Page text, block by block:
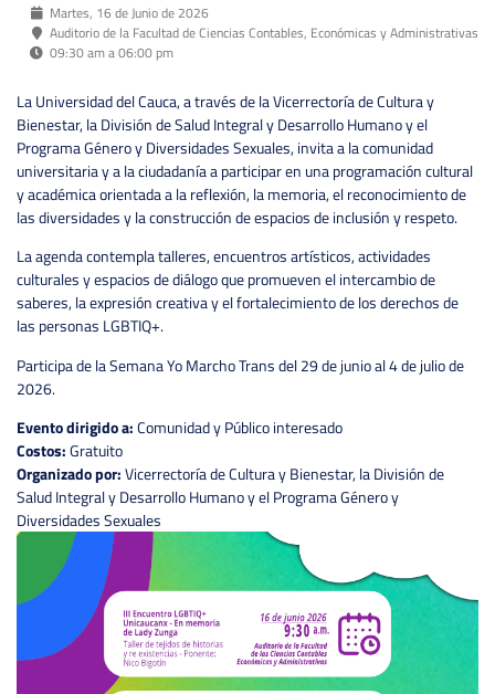
Martes, 16 de Junio de 2026
Auditorio de la Facultad de Ciencias Contables, Económicas y Administrativas
09:30 am a 06:00 pm
La Universidad del Cauca, a través de la Vicerrectoría de Cultura y
Bienestar, la División de Salud Integral y Desarrollo Humano y el
Programa Género y Diversidades Sexuales, invita a la comunidad
universitaria y a la ciudadanía a participar en una programación cultural
y académica orientada a la reflexión, la memoria, el reconocimiento de
las diversidades y la construcción de espacios de inclusión y respeto.
La agenda contempla talleres, encuentros artísticos, actividades
culturales y espacios de diálogo que promueven el intercambio de
saberes, la expresión creativa y el fortalecimiento de los derechos de
las personas LGBTIQ+.
Participa de la Semana Yo Marcho Trans del 29 de junio al 4 de julio de
2026.
Evento dirigido a:Comunidad y Público interesado
Costos:Gratuito
Organizado por:Vicerrectoría de Cultura y Bienestar, la División de
Salud Integral y Desarrollo Humano y el Programa Género y
Diversidades Sexuales